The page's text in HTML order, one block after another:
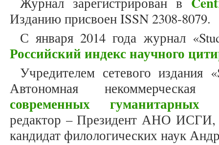
Изданию присвоен ISSN 2308-8079.
С января 2014 года журнал
Российский индекс научного
Учредителем сетевого издания
Автономная
современных гуманитарных
редактор – Президент АНО ИСГИ,
кандидат филологических наук